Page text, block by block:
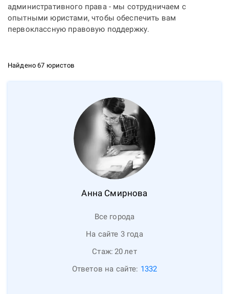
административного права - мы сотрудничаем с
опытными юристами, чтобы обеспечить вам
первоклассную правовую поддержку.
Найдено 67 юристов
Анна Смирнова
Все города
На сайте 3 года
Стаж: 20лет
Ответов на сайте: 1332